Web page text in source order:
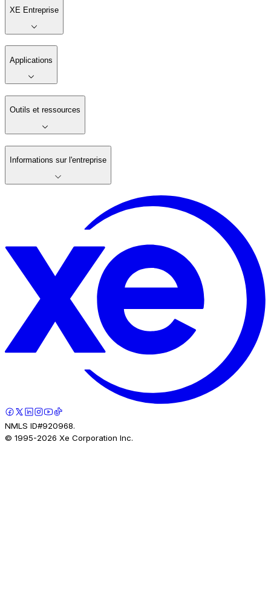
XE Entreprise
Applications
Outils et ressources
Informations sur l'entreprise
NMLS ID#920968.
© 1995-2026 Xe Corporation Inc.